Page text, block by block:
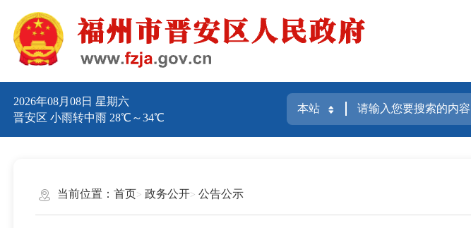
2026年08月08日 星期六
晋安区 小雨转中雨 28℃～34℃
当前位置： 首页 政务公开 公告公示